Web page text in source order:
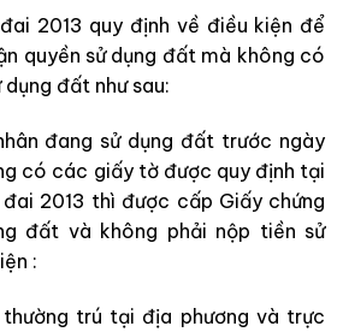
2013 quy định về điều kiện để
quyền sử dụng đất mà không có
đất như sau:
đang sử dụng đất trước ngày
có các giấy tờ được quy định tại
2013 thì được cấp Giấy chứng
đất và không phải nộp tiền sử
:
trú tại địa phương và trực